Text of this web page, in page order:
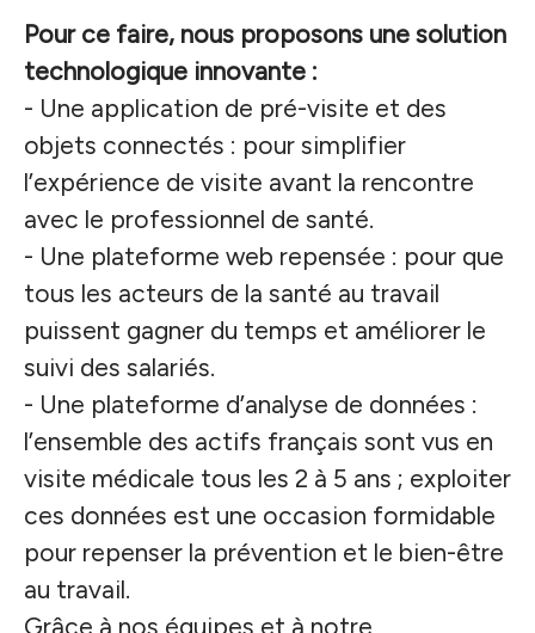
Pour ce faire, nous proposons une solution
technologique innovante :
- Une application de pré-visite et des
objets connectés : pour simplifier
l’expérience de visite avant la rencontre
avec le professionnel de santé.
- Une plateforme web repensée : pour que
tous les acteurs de la santé au travail
puissent gagner du temps et améliorer le
suivi des salariés.
- Une plateforme d’analyse de données :
l’ensemble des actifs français sont vus en
visite médicale tous les 2 à 5 ans ; exploiter
ces données est une occasion formidable
pour repenser la prévention et le bien-être
au travail.
Grâce à nos équipes et à notre